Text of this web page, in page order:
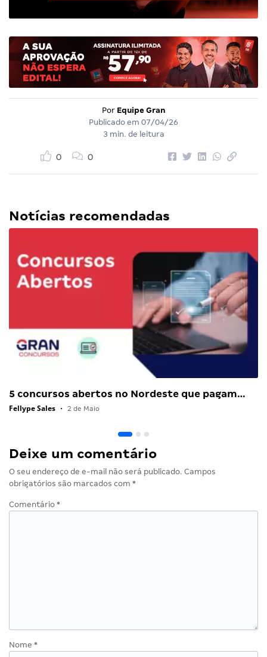
Por Equipe Gran
Publicado em 07/04/26
3 min. de leitura
0 0
Notícias recomendadas
5 concursos abertos no Nordeste que pagam…
Fellype Sales • 2 de Maio
Deixe um comentário
O seu endereço de e-mail não será publicado. Campos
obrigatórios são marcados com *
Comentário *
Nome *